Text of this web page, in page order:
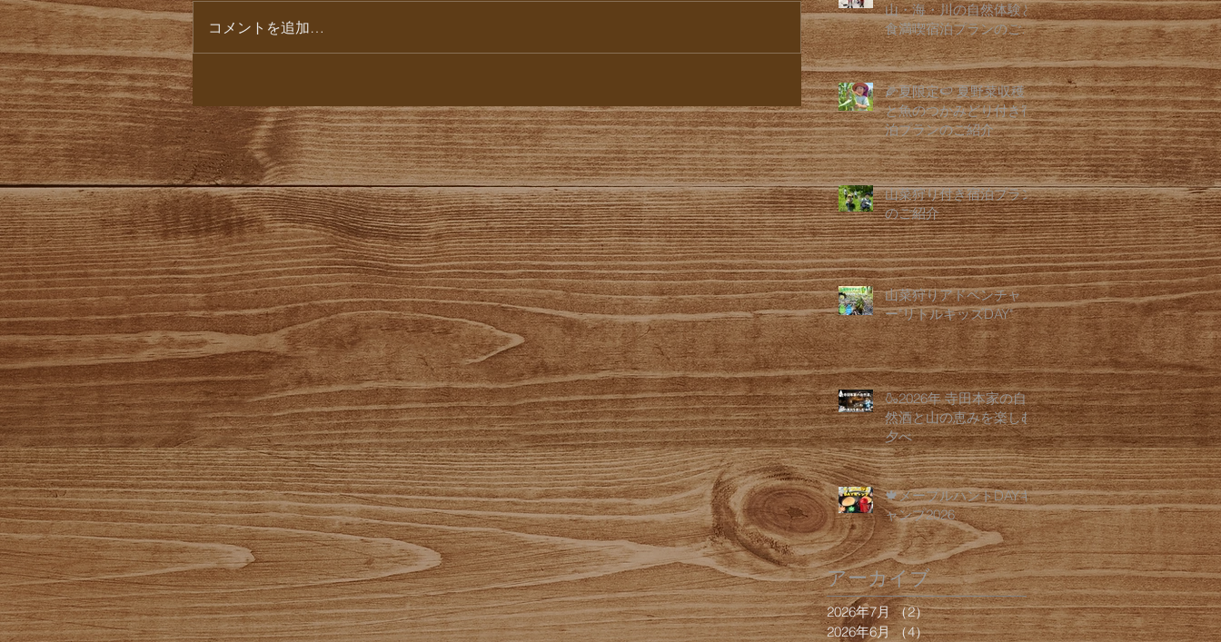
コメントを追加…
山・海・川の自然体験と
食満喫宿泊プランのご紹
介
🌽夏限定🍉 夏野菜収穫
と魚のつかみどり付き宿
泊プランのご紹介
山菜狩り付き宿泊プラン
のご紹介
山菜狩りアドベンチャ
ー"リトルキッズDAY"
🍶2026年 寺田本家の自
然酒と山の恵みを楽しむ
夕べ
🍁メープルハントDAYキ
ャンプ2026
アーカイブ
2026年7月 （2）2件の記事
2026年6月 （4）4件の記事